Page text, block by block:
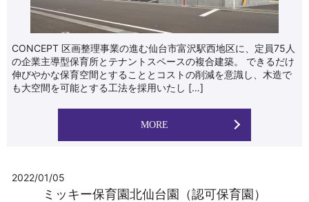
CONCEPT 区画整理事業の進む仙台市富沢駅西地区に、定員75人
の企業主導型保育所とテナントスペースの複合建築。 できるだけ
伸びやかな保育空間とすることとコストの削減を意識し、木造で
も大空間を可能とする工法を採用いたし […]
MORE
2022/01/05
ミッキー保育園北仙台園（認可保育園）